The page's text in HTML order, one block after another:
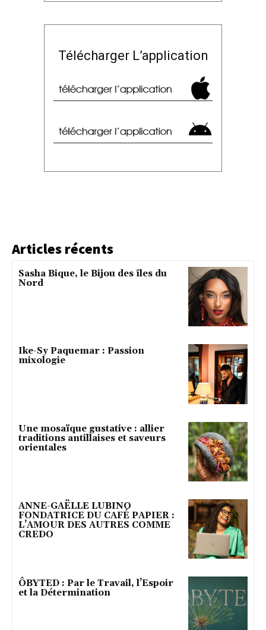
Télécharger L’application
Articles récents
Sasha Bique, le Bijou des îles du
Nord
Ike-Sy Paquemar : Passion
mixologie
Une mosaïque gustative : allier
traditions antillaises et saveurs
orientales
ANNE-GAËLLE LUBINO
FONDATRICE DU CAFÉ PAPIER :
L’AMOUR DES AUTRES COMME
CREDO
ÔBYTED : Par le Travail, l’Espoir
et la Détermination